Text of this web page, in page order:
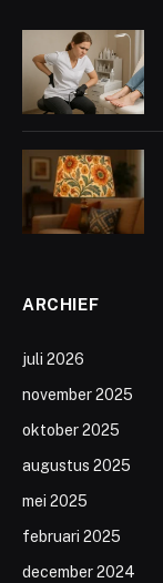
ARCHIEF
juli 2026
november 2025
oktober 2025
augustus 2025
mei 2025
februari 2025
december 2024